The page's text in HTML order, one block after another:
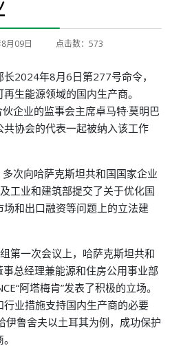
月09日 点击数：573
2024年8月6日第277号命令，
生能源领域的国内生产商。
企业的监事会主席卓马特·莫明巴
协会的代表一起被纳入该工作
次向哈萨克斯坦共和国国家企业
工业和建筑部提交了关于优化国
和出口融资等问题上的立法建
第一次会议上，哈萨克斯坦共和
总经理兼能源和住房公用事业部
阿塔梅肯”发表了积极的立场。
业措施支持国内生产商的必要
伊鲁舍夫以土耳其为例，成功保护